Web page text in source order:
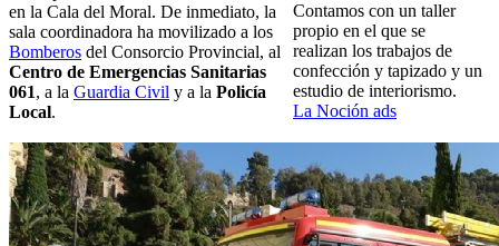
Contamos con un taller
propio en el que se
realizan los trabajos de
confección y tapizado y un
estudio de interiorismo.
La Noción ads
en la Cala del Moral. De inmediato, la
sala coordinadora ha movilizado a los
Bomberos del Consorcio Provincial, al
Centro de Emergencias Sanitarias
061, a la Guardia Civil y a la Policía
Local.